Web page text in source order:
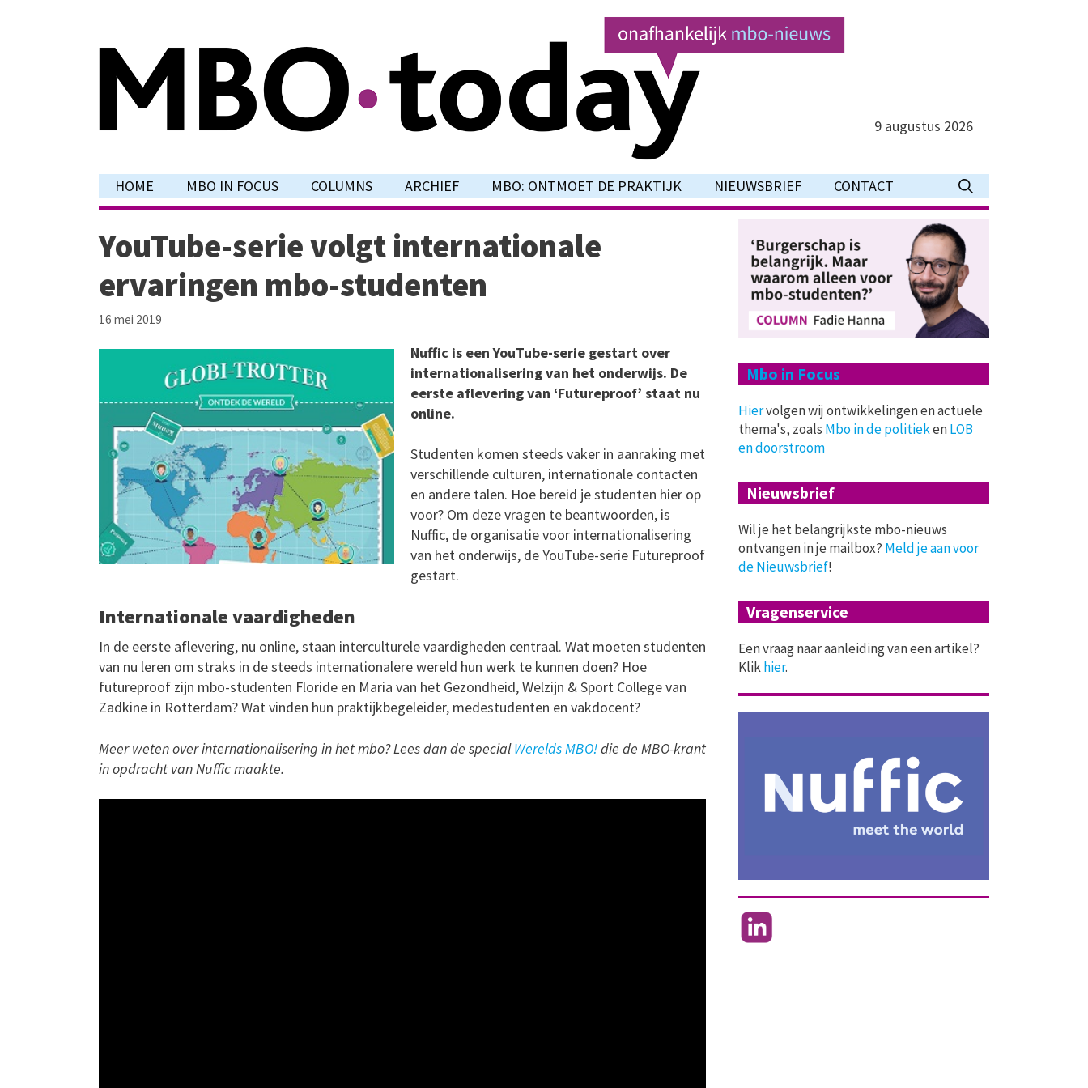
9 augustus 2026
HOME MBO IN FOCUS COLUMNS ARCHIEF MBO: ONTMOET DE PRAKTIJK NIEUWSBRIEF CONTACT
YouTube-serie volgt internationale
ervaringen mbo-studenten
16 mei 2019
Nuffic is een YouTube-serie gestart over
internationalisering van het onderwijs. De
eerste aflevering van ‘Futureproof’ staat nu
online.
Studenten komen steeds vaker in aanraking met
verschillende culturen, internationale contacten
en andere talen. Hoe bereid je studenten hier op
voor? Om deze vragen te beantwoorden, is
Nuffic, de organisatie voor internationalisering
van het onderwijs, de YouTube-serie Futureproof
gestart.
Internationale vaardigheden
In de eerste aflevering, nu online, staan interculturele vaardigheden centraal. Wat moeten studenten
van nu leren om straks in de steeds internationalere wereld hun werk te kunnen doen? Hoe
futureproof zijn mbo-studenten Floride en Maria van het Gezondheid, Welzijn & Sport College van
Zadkine in Rotterdam? Wat vinden hun praktijkbegeleider, medestudenten en vakdocent?
Meer weten over internationalisering in het mbo? Lees dan de specialWerelds MBO!die de MBO-krant
in opdracht van Nuffic maakte.
Mbo in Focus
Hiervolgen wij ontwikkelingen en actuele
thema's, zoals Mbo in de politiekenLOB
en doorstroom
Nieuwsbrief
Wil je het belangrijkste mbo-nieuws
ontvangen in je mailbox? Meld je aan voor
de Nieuwsbrief!
Vragenservice
Een vraag naar aanleiding van een artikel?
Klikhier.